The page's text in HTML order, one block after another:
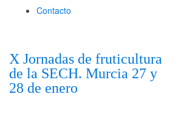
Contacto
X Jornadas de fruticultura
de la SECH. Murcia 27 y
28 de enero